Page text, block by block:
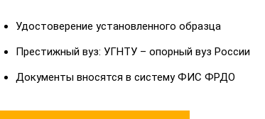
Удостоверение установленного образца
Престижный вуз: УГНТУ – опорный вуз России
Документы вносятся в систему ФИС ФРДО